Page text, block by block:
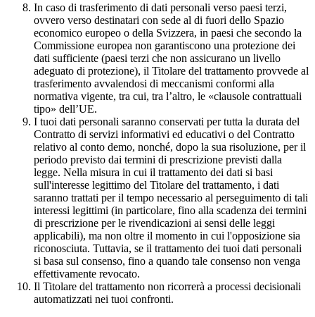
In caso di trasferimento di dati personali verso paesi terzi,
ovvero verso destinatari con sede al di fuori dello Spazio
economico europeo o della Svizzera, in paesi che secondo la
Commissione europea non garantiscono una protezione dei
dati sufficiente (paesi terzi che non assicurano un livello
adeguato di protezione), il Titolare del trattamento provvede al
trasferimento avvalendosi di meccanismi conformi alla
normativa vigente, tra cui, tra l’altro, le «clausole contrattuali
tipo» dell’UE.
I tuoi dati personali saranno conservati per tutta la durata del
Contratto di servizi informativi ed educativi o del Contratto
relativo al conto demo, nonché, dopo la sua risoluzione, per il
periodo previsto dai termini di prescrizione previsti dalla
legge. Nella misura in cui il trattamento dei dati si basi
sull'interesse legittimo del Titolare del trattamento, i dati
saranno trattati per il tempo necessario al perseguimento di tali
interessi legittimi (in particolare, fino alla scadenza dei termini
di prescrizione per le rivendicazioni ai sensi delle leggi
applicabili), ma non oltre il momento in cui l'opposizione sia
riconosciuta. Tuttavia, se il trattamento dei tuoi dati personali
si basa sul consenso, fino a quando tale consenso non venga
effettivamente revocato.
Il Titolare del trattamento non ricorrerà a processi decisionali
automatizzati nei tuoi confronti.